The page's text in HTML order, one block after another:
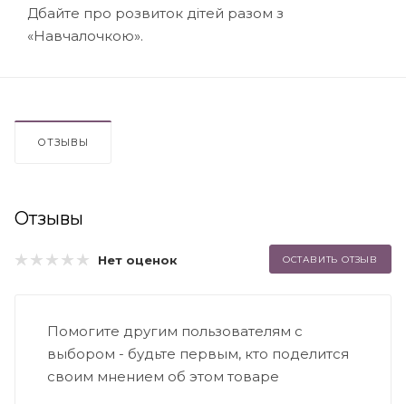
Дбайте про розвиток дітей разом з
«Навчалочкою».
ОТЗЫВЫ
Отзывы
Нет оценок ОСТАВИТЬ ОТЗЫВ
Помогите другим пользователям с
выбором - будьте первым, кто поделится
своим мнением об этом товаре